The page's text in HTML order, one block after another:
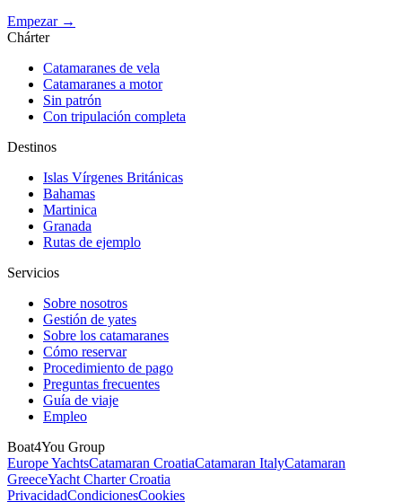
Empezar →
Chárter
Catamaranes de vela
Catamaranes a motor
Sin patrón
Con tripulación completa
Destinos
Islas Vírgenes Británicas
Bahamas
Martinica
Granada
Rutas de ejemplo
Servicios
Sobre nosotros
Gestión de yates
Sobre los catamaranes
Cómo reservar
Procedimiento de pago
Preguntas frecuentes
Guía de viaje
Empleo
Boat4You Group
Europe YachtsCatamaran CroatiaCatamaran ItalyCatamaran
GreeceYacht Charter Croatia
PrivacidadCondicionesCookies